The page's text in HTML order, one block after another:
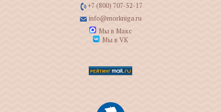
+7 (800) 707-52-17
info@morkniga.ru
Мы в Макс
Мы в VK